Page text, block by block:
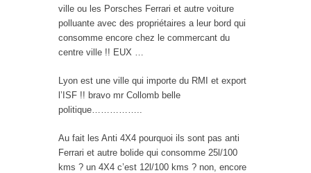
ville ou les Porsches Ferrari et autre voiture
polluante avec des propriétaires a leur bord qui
consomme encore chez le commercant du
centre ville !! EUX …
Lyon est une ville qui importe du RMI et export
l’ISF !! bravo mr Collomb belle
politique……………..
Au fait les Anti 4X4 pourquoi ils sont pas anti
Ferrari et autre bolide qui consomme 25l/100
kms ? un 4X4 c’est 12l/100 kms ? non, encore